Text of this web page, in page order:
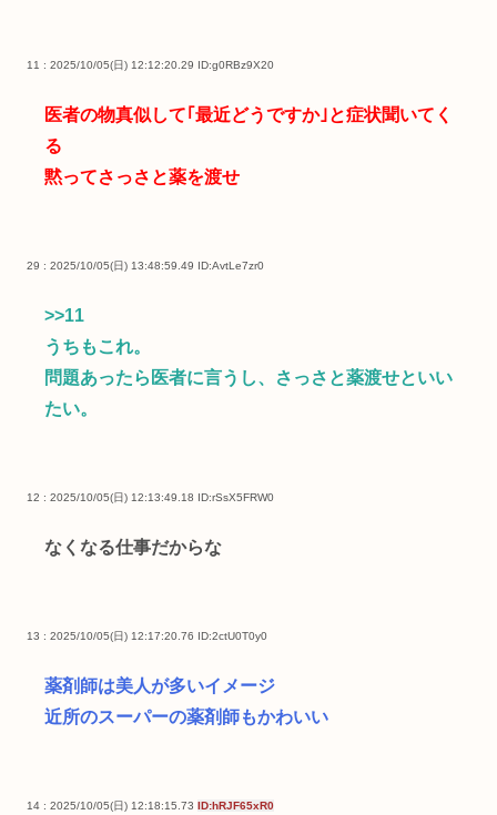
11 : 2025/10/05(日) 12:12:20.29 ID:g0RBz9X20
医者の物真似して｢最近どうですか｣と症状聞いてく
る
黙ってさっさと薬を渡せ
29 : 2025/10/05(日) 13:48:59.49 ID:AvtLe7zr0
>>11
うちもこれ。
問題あったら医者に言うし、さっさと薬渡せといい
たい。
12 : 2025/10/05(日) 12:13:49.18 ID:rSsX5FRW0
なくなる仕事だからな
13 : 2025/10/05(日) 12:17:20.76 ID:2ctU0T0y0
薬剤師は美人が多いイメージ
近所のスーパーの薬剤師もかわいい
14 : 2025/10/05(日) 12:18:15.73 ID:hRJF65xR0